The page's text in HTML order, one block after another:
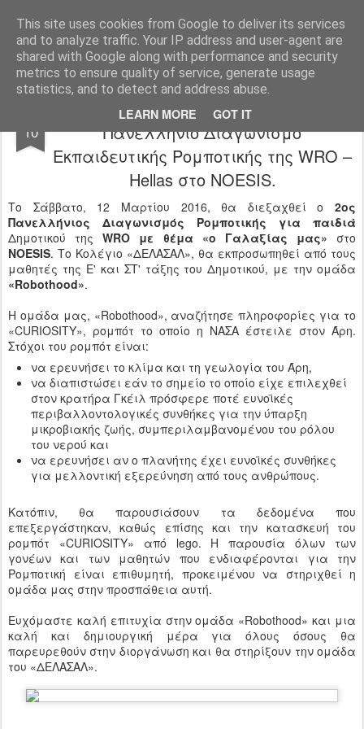
This site uses cookies from Google to deliver its services
and to analyze traffic. Your IP address and user-agent are
shared with Google along with performance and security
metrics to ensure quality of service, generate usage
statistics, and to detect and address abuse.
LEARN MORE GOT IT
Ιδιωτικό Δημοτικό Σχολείο "Ι.Μ.ΔΕΛΑΣΑΛ"
10
Οι “Robothood” συμμετέχουν στον 2ο
Πανελλήνιο Διαγωνισμό
Εκπαιδευτικής Ρομποτικής της WRO –
Hellas στο NOESIS.
Tο Σάββατο, 12 Μαρτίου 2016, θα διεξαχθεί ο 2ος
Πανελλήνιος Διαγωνισμός Ρομποτικής για παιδιά
Δημοτικού τηςWRO με θέμα «ο Γαλαξίας μας» στο
ΝOESIS. Το Κολέγιο «ΔΕΛΑΣΑΛ», θα εκπροσωπηθεί από τους
μαθητές της Ε' και ΣΤ' τάξης του Δημοτικού, με την ομάδα
«Robothood».
Η ομάδα μας, «Robothood», αναζήτησε πληροφορίες για το
«CURIOSITY», ρομπότ το οποίο η ΝΑΣΑ έστειλε στον Άρη.
Στόχοι του ρομπότ είναι:
να ερευνήσει το κλίμα και τη γεωλογία του Άρη,
να διαπιστώσει εάν το σημείο το οποίο είχε επιλεχθεί
στον κρατήρα Γκέιλ πρόσφερε ποτέ ευνοϊκές
περιβαλλοντολογικές συνθήκες για την ύπαρξη
μικροβιακής ζωής, συμπεριλαμβανομένου του ρόλου
του νερού και
να ερευνήσει αν ο πλανήτης έχει ευνοϊκές συνθήκες
για μελλοντική εξερεύνηση από τους ανθρώπους.
Κατόπιν, θα παρουσιάσουν τα δεδομένα που
επεξεργάστηκαν, καθώς επίσης και την κατασκευή του
ρομπότ «CURIOSITY» από lego. Η παρουσία όλων των
γονέων και των μαθητών που ενδιαφέρονται για την
Ρομποτική είναι επιθυμητή, προκειμένου να στηριχθεί η
ομάδα μας στην προσπάθεια αυτή.
Ευχόμαστε καλή επιτυχία στην ομάδα «Robothood» και μια
καλή και δημιουργική μέρα για όλους όσους θα
παρευρεθούν στην διοργάνωση και θα στηρίξουν την ομάδα
του «ΔΕΛΑΣΑΛ».